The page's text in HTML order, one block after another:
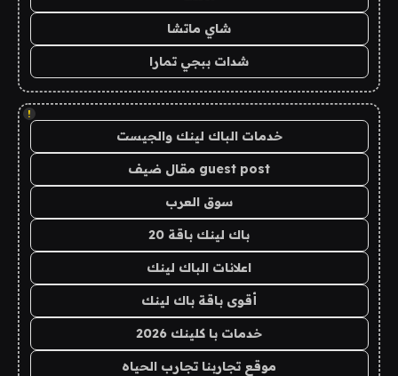
شاي ماتشا
شدات ببجي تمارا
!
خدمات الباك لينك والجيست
guest post مقال ضيف
سوق العرب
باك لينك باقة 20
اعلانات الباك لينك
أقوى باقة باك لينك
خدمات با كلينك 2026
موقع تجاربنا تجارب الحياه